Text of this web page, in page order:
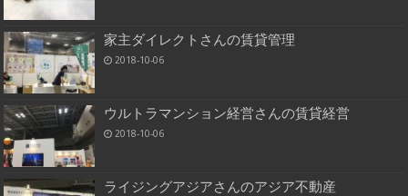
家主ダイレクトさんの賃貸管理
2018-10-06
ウルトラマンション経営さんの賃貸経営
2018-10-06
ライジングアジアさんのアジア不動産